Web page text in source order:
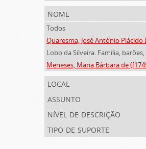
nome
Todos
local
assunto
nível de descrição
tipo de suporte